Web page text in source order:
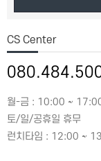
CS Center
월-금 : 10:00 ~
토/일/공휴일 휴무
런치타임 : 12:00 ~